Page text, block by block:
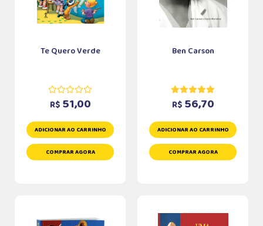
Te Quero Verde
R$ 51,00
ADICIONAR AO CARRINHO
COMPRAR AGORA
Ben Carson
R$ 56,70
ADICIONAR AO CARRINHO
COMPRAR AGORA